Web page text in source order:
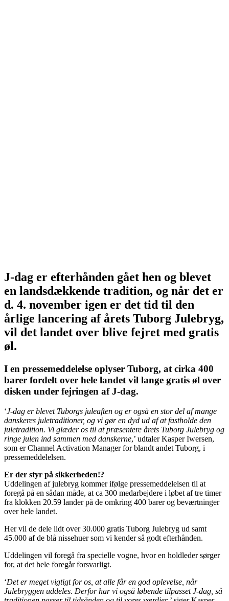
J-dag er efterhånden gået hen og blevet
en landsdækkende tradition, og når det er
d. 4. november igen er det tid til den
årlige lancering af årets Tuborg Julebryg,
vil det landet over blive fejret med gratis
øl.
I en pressemeddelelse oplyser Tuborg, at cirka 400
barer fordelt over hele landet vil lange gratis øl over
disken under fejringen af J-dag.
‘J-dag er blevet Tuborgs juleaften og er også en stor del af mange
danskeres juletraditioner, og vi gør en dyd ud af at fastholde den
juletradition. Vi glæder os til at præsentere årets Tuborg Julebryg og
ringe julen ind sammen med danskerne,’ udtaler Kasper Iwersen,
som er Channel Activation Manager for blandt andet Tuborg, i
pressemeddelelsen.
Er der styr på sikkerheden!?
Uddelingen af julebryg kommer ifølge pressemeddelelsen til at
foregå på en sådan måde, at ca 300 medarbejdere i løbet af tre timer
fra klokken 20.59 lander på de omkring 400 barer og beværtninger
over hele landet.
Her vil de dele lidt over 30.000 gratis Tuborg Julebryg ud samt
45.000 af de blå nissehuer som vi kender så godt efterhånden.
Uddelingen vil foregå fra specielle vogne, hvor en holdleder sørger
for, at det hele foregår forsvarligt.
‘Det er meget vigtigt for os, at alle får en god oplevelse, når
Julebryggen uddeles. Derfor har vi også løbende tilpasset J-dag, så